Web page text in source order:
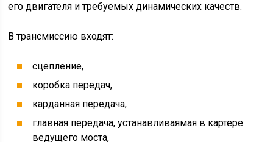
его двигателя и требуемых динамических качеств.
В транс­миссию входят:
сцепление,
коробка передач,
карданная передача,
главная передача, устанавливаямая в картере
ведущего моста,